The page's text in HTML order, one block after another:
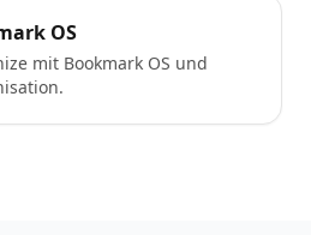
OS
mit Bookmark OS und